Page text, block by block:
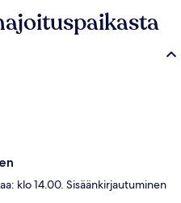
klo 14.00. Sisäänkirjautuminen